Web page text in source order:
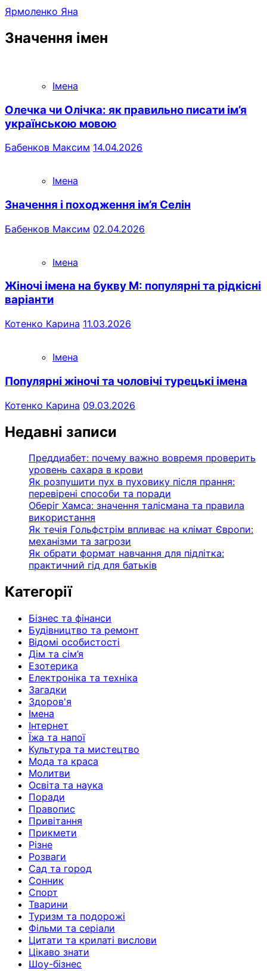
Ярмоленко Яна
Значення імен
Імена
Олечка чи Олічка: як правильно писати ім’я
українською мовою
Бабенков Максим 14.04.2026
Імена
Значення і походження ім’я Селін
Бабенков Максим 02.04.2026
Імена
Жіночі імена на букву М: популярні та рідкісні
варіанти
Котенко Карина 11.03.2026
Імена
Популярні жіночі та чоловічі турецькі імена
Котенко Карина 09.03.2026
Недавні записи
Преддиабет: почему важно вовремя проверить
уровень сахара в крови
Як розпушити пух в пуховику після прання:
перевірені способи та поради
Оберіг Хамса: значення талісмана та правила
використання
Як течія Гольфстрім впливає на клімат Європи:
механізми та загрози
Як обрати формат навчання для підлітка:
практичний гід для батьків
Категорії
Бізнес та фінанси
Будівництво та ремонт
Відомі особистості
Дім та сім’я
Езотерика
Електроніка та техніка
Загадки
Здоров'я
Імена
Інтернет
Їжа та напої
Культура та мистецтво
Мода та краса
Молитви
Освіта та наука
Поради
Правопис
Привітання
Прикмети
Різне
Розваги
Сад та город
Сонник
Спорт
Тварини
Туризм та подорожі
Фільми та серіали
Цитати та крилаті вислови
Цікаво знати
Шоу-бізнес